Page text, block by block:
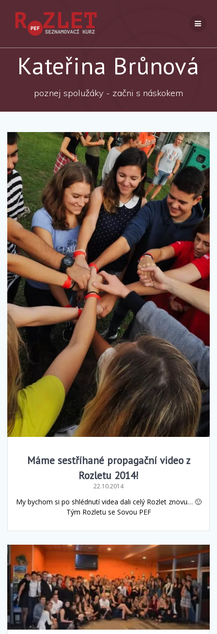
Kateřina Brůnová
poznej spolužáky - začni s náskokem
Máme sestříhané propagační video z
Rozletu 2014!
22.10.2014
My bychom si po shlédnutí videa dali celý Rozlet znovu… 🙂
Tým Rozletu se Sovou PEF